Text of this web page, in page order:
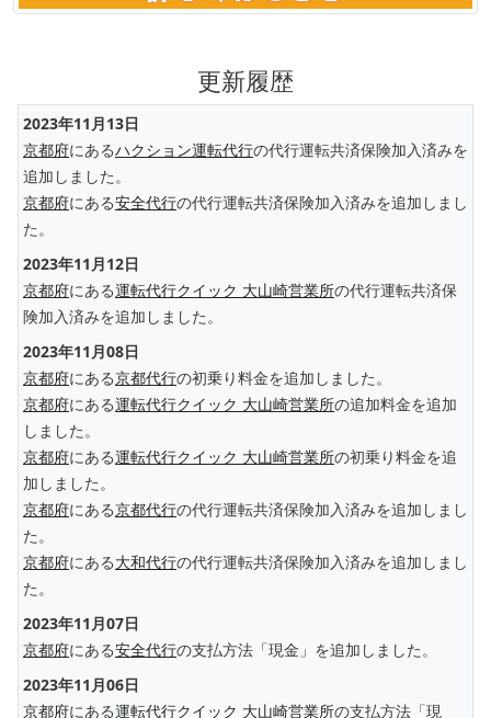
更新履歴
2023年11月13日
京都府にあるハクション運転代行の代行運転共済保険加入済みを
追加しました。
京都府にある安全代行の代行運転共済保険加入済みを追加しまし
た。
2023年11月12日
京都府にある運転代行クイック 大山崎営業所の代行運転共済保
険加入済みを追加しました。
2023年11月08日
京都府にある京都代行の初乗り料金を追加しました。
京都府にある運転代行クイック 大山崎営業所の追加料金を追加
しました。
京都府にある運転代行クイック 大山崎営業所の初乗り料金を追
加しました。
京都府にある京都代行の代行運転共済保険加入済みを追加しまし
た。
京都府にある大和代行の代行運転共済保険加入済みを追加しまし
た。
2023年11月07日
京都府にある安全代行の支払方法「現金」を追加しました。
2023年11月06日
京都府にある運転代行クイック 大山崎営業所の支払方法「現